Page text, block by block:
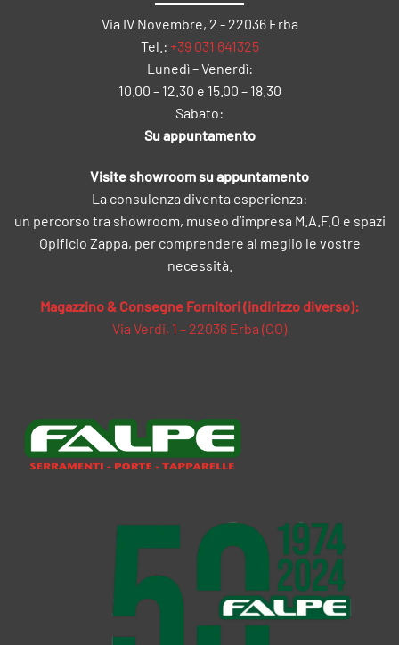
Via IV Novembre, 2 - 22036 Erba
Tel.: +39 031 641325
Lunedì – Venerdì:
10.00 – 12.30 e 15.00 – 18.30
Sabato:
Su appuntamento
Visite showroom su appuntamento
La consulenza diventa esperienza:
un percorso tra showroom, museo d’impresa M.A.F.O e spazi
Opificio Zappa, per comprendere al meglio le vostre
necessità.
Magazzino & Consegne Fornitori (indirizzo diverso):
Via Verdi, 1 – 22036 Erba (CO)